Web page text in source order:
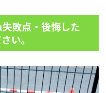
敗点・後悔した
い。